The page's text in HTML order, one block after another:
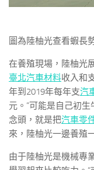
圖為陸柚光查看蝦長
在養殖現場，陸柚光
臺北汽車材料收入和
年到2019年每年支汽
元。“可能是自己初
念頭，就是把汽車零
來，陸柚光一邊養殖
由于陸柚光是機械專